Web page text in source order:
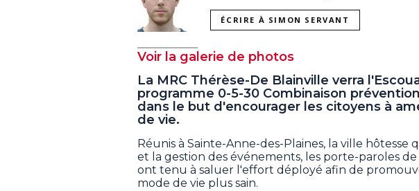
ÉCRIRE À SIMON SERVANT
Voir la galerie de photos
La MRC Thérèse-De Blainville verra
programme 0-5-30 Combinaison
dans le but d'encourager les citoyens à
de vie.
Réunis à Sainte-Anne-des-Plaines, la ville hôtesse
et la gestion des événements, les porte-paroles
ont tenu à saluer l'effort déployé afin de
mode de vie plus sain.